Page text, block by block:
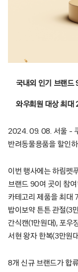
국내외 인기 브랜
와우회원 대상 최대
2024. 09. 08. 서울 –
반려동물용품을 할인하
이번 행사에는 하림펫
브랜드 90여 곳이 참여
카테고리 제품을 최대
밥이보약 튼튼 관절(3
간식캔(1만원대), 포우
서현 왕자 한복(3만원
8개 신규 브랜드가 합